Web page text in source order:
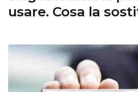
usare. Cosa la